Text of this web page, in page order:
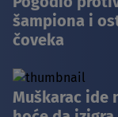
šampiona i
čoveka
Muškarac ide